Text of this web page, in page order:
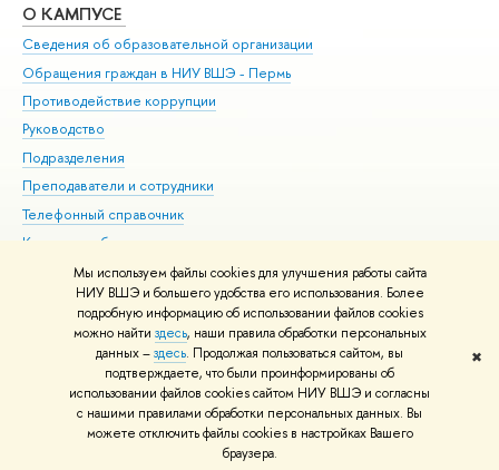
Мы используем файлы cookies для улучшения работы сайта
НИУ ВШЭ и большего удобства его использования. Более
подробную информацию об использовании файлов cookies
можно найти здесь, наши правила обработки персональных
данных –здесь. Продолжая пользоваться сайтом, вы
подтверждаете, что были проинформированы об
использовании файлов cookies сайтом НИУ ВШЭ и согласны
с нашими правилами обработки персональных данных. Вы
можете отключить файлы cookies в настройках Вашего
браузера.
✖
О КАМПУСЕ
Сведения об образовательной организации
Обращения граждан в НИУ ВШЭ - Пермь
Противодействие коррупции
Руководство
Подразделения
Преподаватели и сотрудники
Телефонный справочник
Корпуса и общежития
ВШЭ для студентов с ограниченными возможностями
здоровья и инвалидностью
Единая платежная страница
© НИУ ВШЭ 1993–2026 Условия использования материалов Адреса
и контакты Карта сайта
Шрифты HSE Sans и HSE Slab разработаны вШколе дизайна НИУ ВШЭ